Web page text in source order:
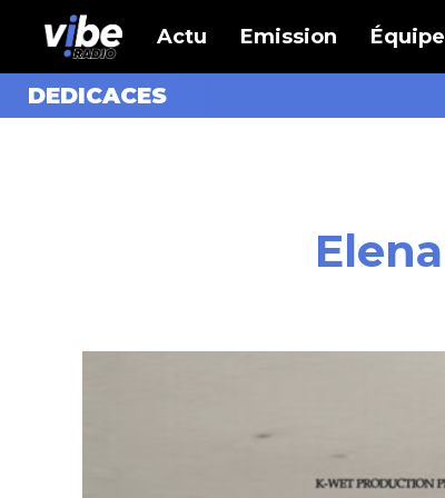
Actu Emission Équipe
DEDICACES